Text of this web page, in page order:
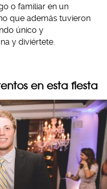
o familiar en un
que además tuvieron
único y
y diviértete.
en esta fiesta